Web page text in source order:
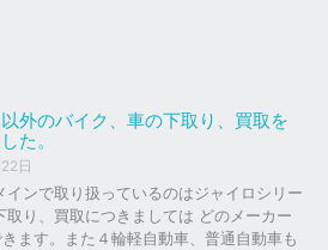
外のバイク、車の下取り、買取を
た。
日
インで取り扱っているのはジャイロシリー
取り、買取につきましては どのメーカー
ます。また４輪軽自動車、普通自動車も